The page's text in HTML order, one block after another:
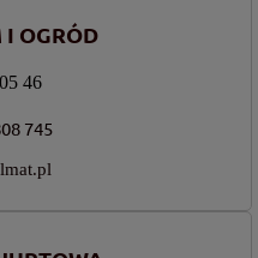
OGRÓD
46
745